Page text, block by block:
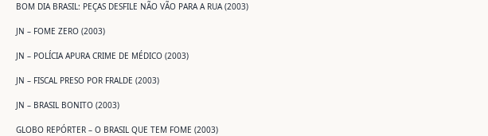
BOM DIA BRASIL: PEÇAS DESFILE NÃO VÃO PARA A RUA (2003)
JN – FOME ZERO (2003)
JN – POLÍCIA APURA CRIME DE MÉDICO (2003)
JN – FISCAL PRESO POR FRALDE (2003)
JN – BRASIL BONITO (2003)
GLOBO REPÓRTER – O BRASIL QUE TEM FOME (2003)